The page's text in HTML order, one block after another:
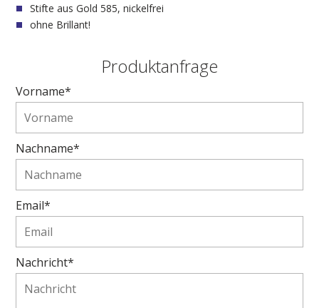
Stifte aus Gold 585, nickelfrei
ohne Brillant!
Produktanfrage
Vorname*
Nachname*
Email*
Nachricht*